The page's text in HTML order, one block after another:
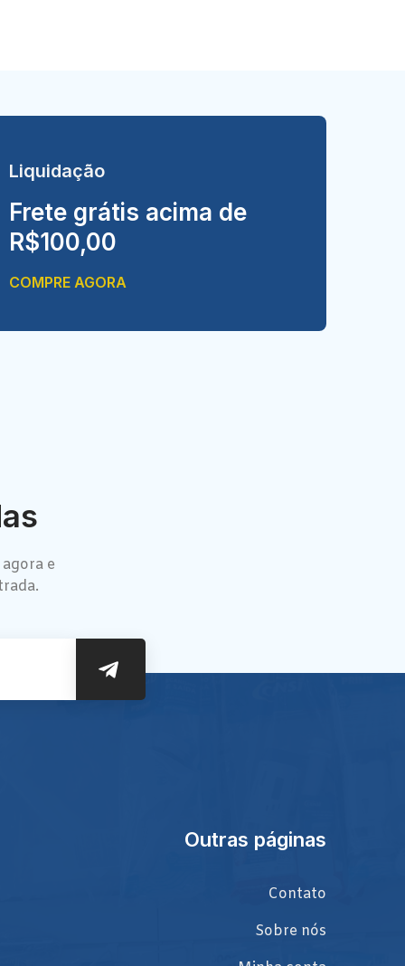
Liquidação
Frete grátis acima de
R$100,00
COMPRE AGORA
e
Outras páginas
Contato
Sobre nós